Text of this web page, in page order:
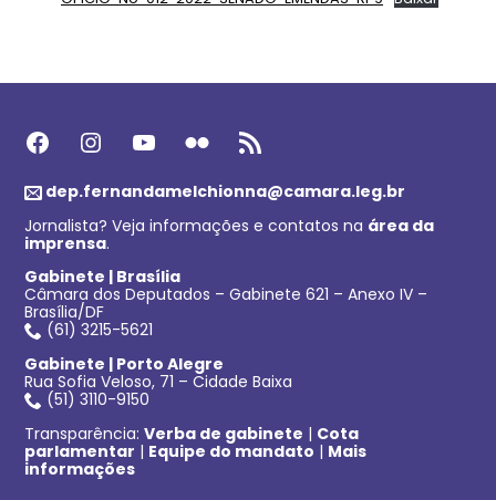
Facebook Instagram Youtube Flickr Feed RSS
dep.fernandamelchionna@camara.leg.br
Jornalista? Veja informações e contatos na área da
imprensa.
Gabinete | Brasília
Câmara dos Deputados – Gabinete 621 – Anexo IV –
Brasília/DF
(61) 3215-5621
Gabinete | Porto Alegre
Rua Sofia Veloso, 71 – Cidade Baixa
(51) 3110-9150
Transparência:Verba de gabinete | Cota
parlamentar | Equipe do mandato | Mais
informações